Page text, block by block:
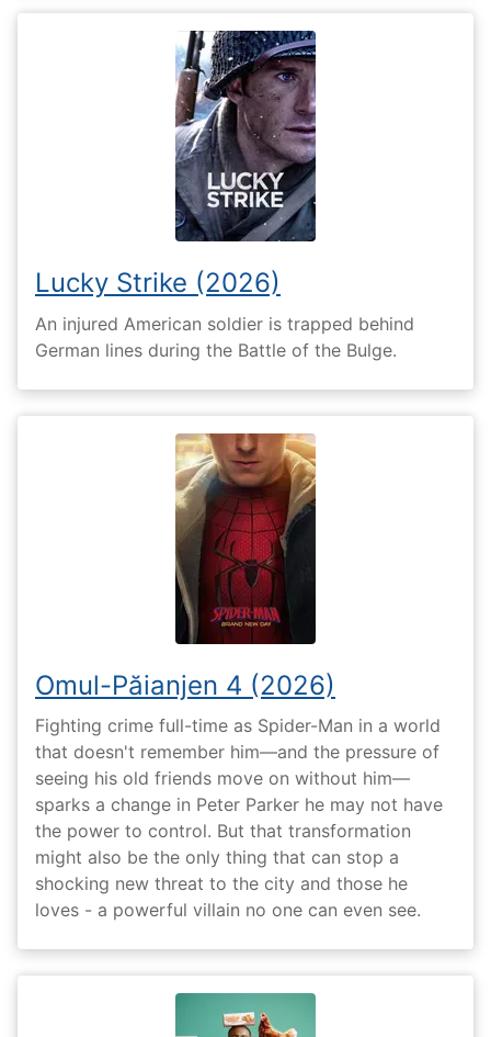
Lucky Strike (2026)
An injured American soldier is trapped behind
German lines during the Battle of the Bulge.
Omul-Păianjen 4 (2026)
Fighting crime full-time as Spider-Man in a world
that doesn't remember him—and the pressure of
seeing his old friends move on without him—
sparks a change in Peter Parker he may not have
the power to control. But that transformation
might also be the only thing that can stop a
shocking new threat to the city and those he
loves - a powerful villain no one can even see.